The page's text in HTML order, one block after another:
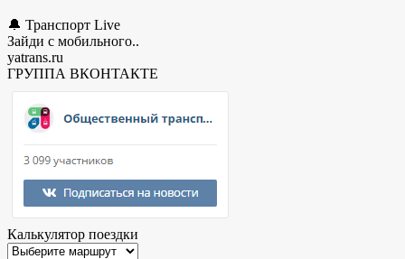
🔔 Транспорт Live
Зайди с мобильного..
yatrans.ru
ГРУППА ВКОНТАКТЕ
Калькулятор поездки